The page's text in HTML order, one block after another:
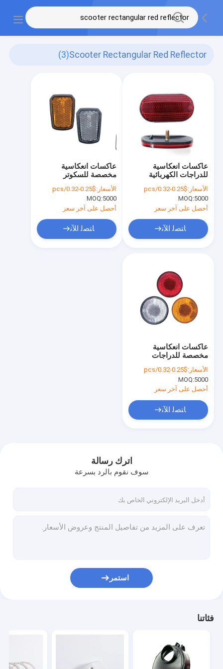
Scooter Rectangular Red Reflector
(3)
عاكسات انعكاسية
مخصصة للسكوتر
الأسعار:$0.25-0.32/pcs
MOQ:5000
أحصل على آخر سعر
ﺎﺘﺼﻟ ﺍﻶﻧ
عاكسات انعكاسية
للدراجات الكهربائية
المخصصة
الأسعار:$0.25-0.32/pcs
MOQ:5000
أحصل على آخر سعر
ﺎﺘﺼﻟ ﺍﻶﻧ
عاكسات انعكاسية
مخصصة للدراجات
الكهربائية
الأسعار:$0.25-0.32/pcs
MOQ:5000
أحصل على آخر سعر
ﺎﺘﺼﻟ ﺍﻶﻧ
اترك رسالة
سوف نقوم بالرد بسرعة
استمر
فئاتنا